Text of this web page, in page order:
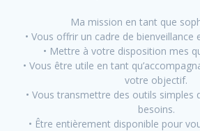
Ma mission en tant que
• Vous offrir un cadre de bienveillance
• Mettre à votre disposition mes
• Vous être utile en tant
votre objectif.
• Vous transmettre des outils simples
besoins.
• Être entièrement disponible pour